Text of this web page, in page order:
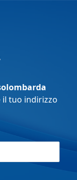
il tuo indirizzo